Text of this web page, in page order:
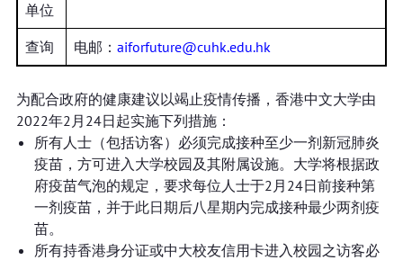
单位
查询 电邮： aiforfuture@cuhk.edu.hk
为配合政府的健康建议以竭止疫情传播，香港中文大学由
2022年2月24日起实施下列措施：
所有人士（包括访客）必须完成接种至少一剂新冠肺炎
疫苗，方可进入大学校园及其附属设施。大学将根据政
府疫苗气泡的规定，要求每位人士于2月24日前接种第
一剂疫苗，并于此日期后八星期内完成接种最少两剂疫
苗。
所有持香港身分证或中大校友信用卡进入校园之访客必